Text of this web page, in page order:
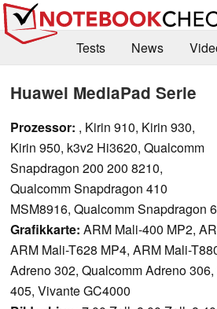
Tests News
Forum
Huawei MediaPad Serie
Prozessor: , Kirin 910, Kirin 930,
Kirin 950, k3v2 Hi3620, Qualcomm
Snapdragon 200 200 8210,
Qualcomm Snapdragon 410
MSM8916, Qualcomm Snapdragon
Grafikkarte: ARM Mali-400 MP2,
ARM Mali-T628 MP4, ARM Mali-
Adreno 302, Qualcomm Adreno
405, Vivante GC4000